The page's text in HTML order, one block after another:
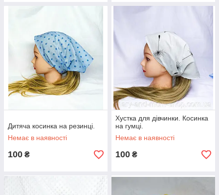
Дитяча косинка на резинці.
Немає в наявності
100 ₴
Хустка для дівчинки. Косинка
на гумці.
Немає в наявності
100 ₴